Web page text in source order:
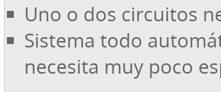
Uno o dos circuitos
Sistema todo
necesita muy poco